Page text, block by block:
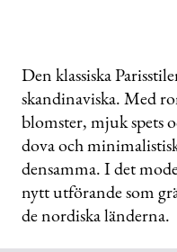
Den klassiska
skandinaviska. Med
blomster, mjuk spets
dova och
densamma. I det
nytt utförande som
de nordiska länderna.